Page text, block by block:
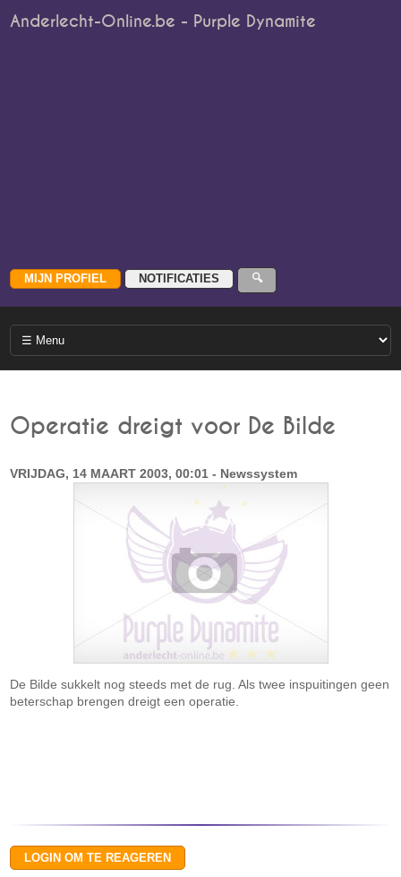
Anderlecht-Online.be - Purple Dynamite
Operatie dreigt voor De Bilde
VRIJDAG, 14 MAART 2003, 00:01 - Newssystem
De Bilde sukkelt nog steeds met de rug. Als twee inspuitingen geen
beterschap brengen dreigt een operatie.